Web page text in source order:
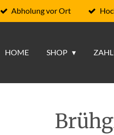
Abholung vor Ort
HOME SHOP